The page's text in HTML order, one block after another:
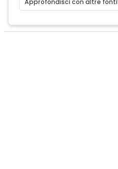
Approfondisci con altre fonti